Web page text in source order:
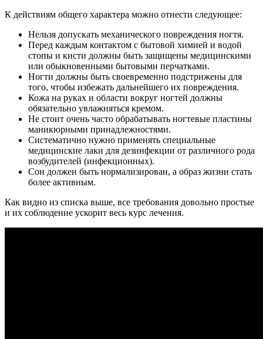
К действиям общего характера можно отнести следующее:
Нельзя допускать механического повреждения ногтя.
Перед каждым контактом с бытовой химией и водой
стопы и кисти должны быть защищены медицинскими
или обыкновенными бытовыми перчатками.
Ногти должны быть своевременно подстрижены для
того, чтобы избежать дальнейшего их повреждения.
Кожа на руках и области вокруг ногтей должны
обязательно увлажняться кремом.
Не стоит очень часто обрабатывать ногтевые пластины
маникюрными принадлежностями.
Систематично нужно применять специальные
медицинские лаки для дезинфекции от различного рода
возбудителей (инфекционных).
Сон должен быть нормализирован, а образ жизни стать
более активным.
Как видно из списка выше, все требования довольно простые
и их соблюдение ускорит весь курс лечения.